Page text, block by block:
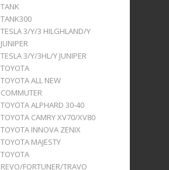
TANK
TANK300
TESLA 3/Y/3 HILGHLAND/Y
JUNIPER
TESLA 3/Y/3HL/Y JUNIPER
TOYOTA
TOYOTA ALL NEW
COMMUTER
TOYOTA ALPHARD 30-40
TOYOTA CAMRY XV70/XV80
TOYOTA INNOVA ZENIX
TOYOTA MAJESTY
TOYOTA
REVO/FORTUNER/TRAVO